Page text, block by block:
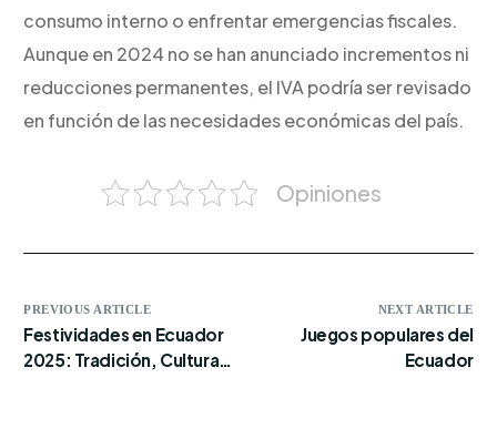
consumo interno o enfrentar emergencias fiscales.
Aunque en 2024 no se han anunciado incrementos ni
reducciones permanentes, el IVA podría ser revisado
en función de las necesidades económicas del país.
Opiniones
PREVIOUS ARTICLE
Festividades en Ecuador
2025: Tradición, Cultura y
NEXT ARTICLE
Juegos populares del
Ecuador